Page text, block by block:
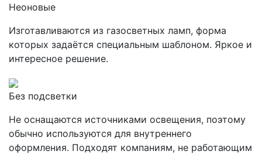
Неоновые
Изготавливаются из газосветных ламп, форма
которых задаётся специальным шаблоном. Яркое и
интересное решение.
Без подсветки
Не оснащаются источниками освещения, поэтому
обычно используются для внутреннего
оформления. Подходят компаниям, не работающим